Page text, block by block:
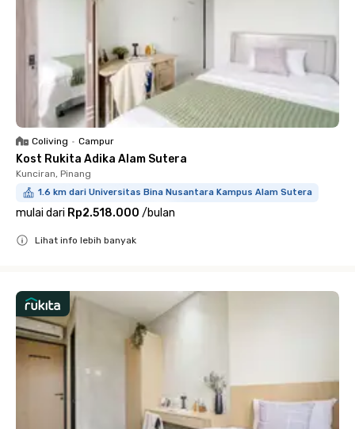
Coliving • Campur
Kost Rukita Adika Alam Sutera
Kunciran, Pinang
1.6 km dari Universitas Bina Nusantara Kampus Alam Sutera
mulai dari Rp2.518.000 /bulan
Lihat info lebih banyak